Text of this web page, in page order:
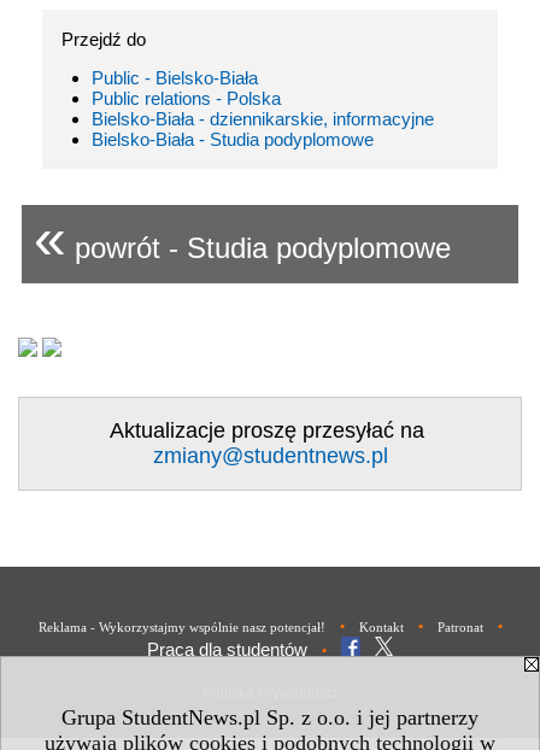
Grupa StudentNews.pl Sp. z o.o. i jej partnerzy
używają plików cookies i podobnych technologii w
Przejdź do
Public - Bielsko-Biała
Public relations - Polska
Bielsko-Biała - dziennikarskie, informacyjne
Bielsko-Biała - Studia podyplomowe
« powrót - Studia podyplomowe
Aktualizacje proszę przesyłać na
zmiany@studentnews.pl
Reklama - Wykorzystajmy wspólnie nasz potencjał! • Kontakt • Patronat •
Praca dla studentów •